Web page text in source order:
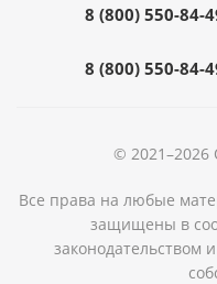
8 (800) 550-84-
8 (800) 550-84-
©
Все права на любые
защищены в
законодательством